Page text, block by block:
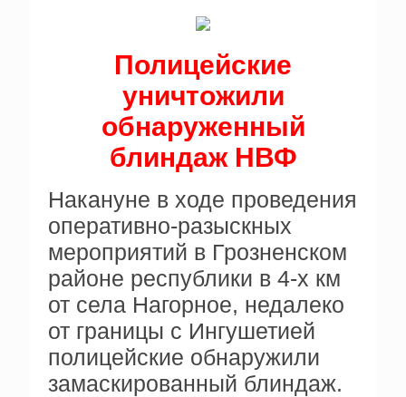
Полицейские
уничтожили
обнаруженный
блиндаж НВФ
Накануне в ходе проведения
оперативно-разыскных
мероприятий в Грозненском
районе республики в 4-х км
от села Нагорное, недалеко
от границы с Ингушетией
полицейские обнаружили
замаскированный блиндаж.